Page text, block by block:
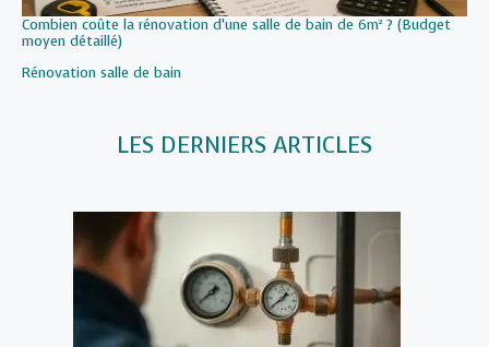
Combien coûte la rénovation d’une salle de bain de 6m² ? (Budget
moyen détaillé)
Par rapport à
Rénovation salle de bain
LES DERNIERS ARTICLES